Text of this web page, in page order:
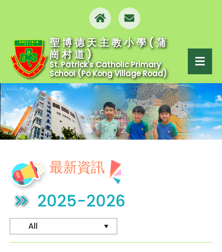
聖博德天主教小學(蒲
崗村道)
St. Patrick's Catholic Primary
School (Po Kong Village Road)
最新資訊
2025-2026